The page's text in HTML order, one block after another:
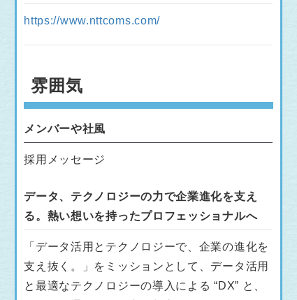
https://www.nttcoms.com/
雰囲気
メンバーや社風
採用メッセージ
データ、テクノロジーの力で企業進化を支え
る。熱い想いを持ったプロフェッショナルへ
「データ活用とテクノロジーで、企業の進化を
支え抜く。」をミッションとして、データ活用
と最適なテクノロジーの導入による “DX” と、